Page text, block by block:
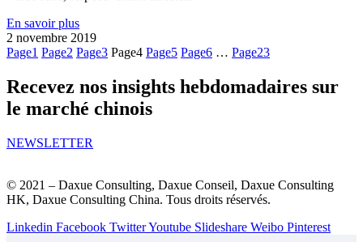
En savoir plus
2 novembre 2019
Page1 Page2 Page3 Page4 Page5 Page6 … Page23
Recevez nos insights hebdomadaires sur
le marché chinois
NEWSLETTER
© 2021 – Daxue Consulting, Daxue Conseil, Daxue Consulting
HK, Daxue Consulting China. Tous droits réservés.
Linkedin Facebook TwitterYoutube Slideshare Weibo Pinterest